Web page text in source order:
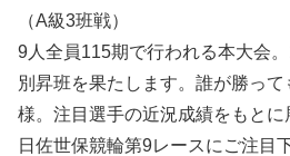
（A級3班戦）
9人全員115期で行われる本大会
別昇班を果たします。誰が勝っ
様。注目選手の近況成績をもと
日佐世保競輪第9レースにご注目